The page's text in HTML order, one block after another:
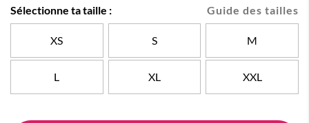
Guide des tailles
Sélectionne ta taille :
XS S M
L XL XXL